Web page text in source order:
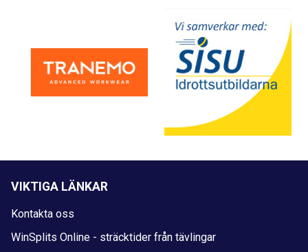
VIKTIGA LÄNKAR
Kontakta oss
WinSplits Online - sträcktider från tävlingar